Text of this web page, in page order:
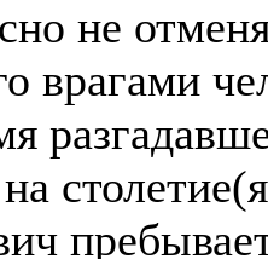
не
врагами